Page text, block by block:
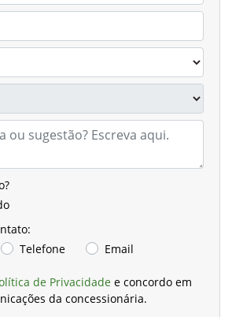
Telefone Email
de Privacidade e concordo em
da concessionária.